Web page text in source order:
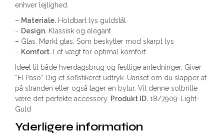
enhver lejlighed.
– Materiale. Holdbart lys guldstål
– Design. Klassisk og elegant
– Glas. Mørkt glas. Som beskytter mod skarpt lys
– Komfort. Let vægt for optimal komfort
Ideel til både hverdagsbrug og festlige anledninger. Giver
“El Paso” Dig et sofistikeret udtryk. Uanset om du slapper af
på stranden eller også tager en bytur. Vil denne solbrille
være det perfekte accessory. Produkt ID. 18/7909-Light-
Guld
Yderligere information